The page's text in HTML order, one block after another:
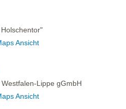
Ansicht
Lippe gGmbH
Ansicht